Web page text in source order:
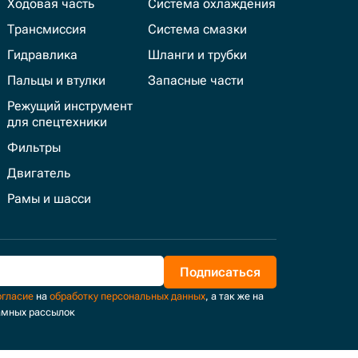
Ходовая часть
Трансмиссия
Гидравлика
Пальцы и втулки
Режущий инструмент
для спецтехники
Фильтры
Двигатель
Рамы и шасси
Система охлаждения
Система смазки
Шланги и трубки
Запасные части
Подписаться
на обработку персональных данных, а так же на
рассылок